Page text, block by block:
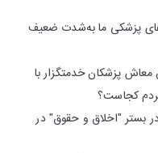
پزشکی ما به‌شدت ضعیف
پزشکان خدمتگزار با
کجاست؟
بستر "اخلاق و حقوق" در